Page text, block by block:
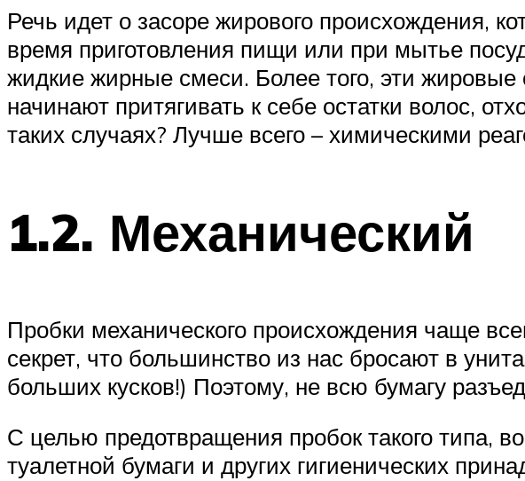
Речь идет о засоре жирового происхождения,
время приготовления пищи или при мытье
жидкие жирные смеси. Более того, эти жировые
начинают притягивать к себе остатки волос,
таких случаях? Лучше всего – химическими
1.2. Механический
Пробки механического происхождения чаще
секрет, что большинство из нас бросают в
больших кусков!) Поэтому, не всю бумагу
С целью предотвращения пробок такого типа,
туалетной бумаги и других гигиенических